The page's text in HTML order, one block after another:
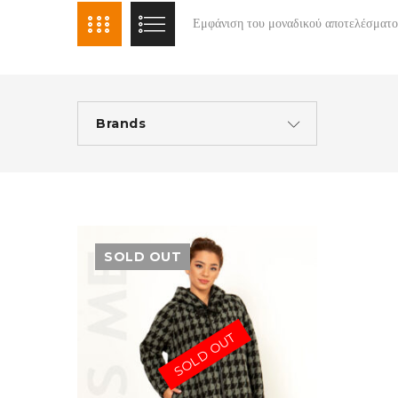
Εμφάνιση του μοναδικού
Brands
SOLD OUT
SOLD OUT